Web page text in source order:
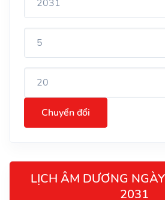
Chuyển đổi
LỊCH ÂM DƯƠNG
2031